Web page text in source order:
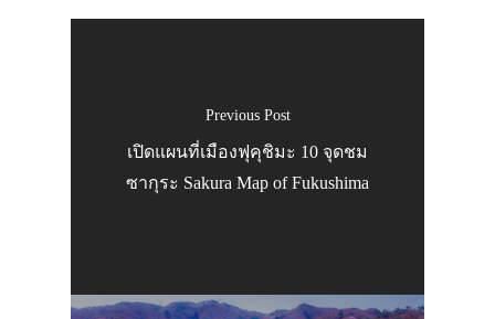
Previous Post
เปิดแผนที่เมืองฟุคุชิมะ 10 จุดชม
ซากุระ Sakura Map of Fukushima